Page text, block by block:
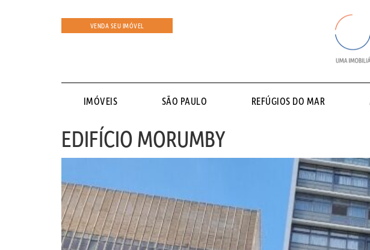
VENDA SEU IMÓVEL
IMÓVEIS SÃO PAULO REFÚGIOS DO MAR
EDIFÍCIO MORUMBY